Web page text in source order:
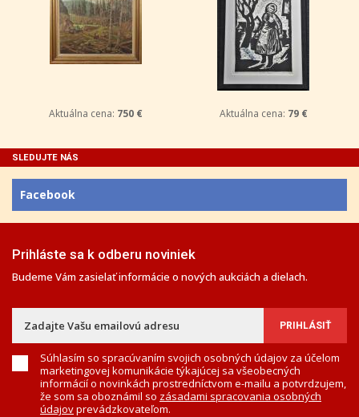
Aktuálna cena: 750 € Aktuálna cena: 79 €
SLEDUJTE NÁS
Facebook
Prihláste sa k odberu noviniek
Budeme Vám zasielať informácie o nových aukciách a dielach.
Súhlasím so spracúvaním svojich osobných údajov za účelom
marketingovej komunikácie týkajúcej sa všeobecných
informácií o novinkách prostredníctvom e-mailu a potvrdzujem,
že som sa oboznámil so zásadami spracovania osobných
údajovprevádzkovateľom.